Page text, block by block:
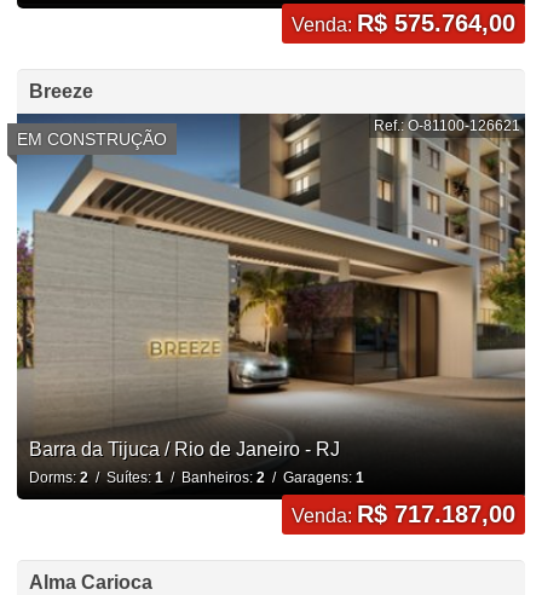
Venda: R$ 575.764,00
Breeze
EM CONSTRUÇÃO
Ref.: O-81100-126621
Barra da Tijuca / Rio de Janeiro - RJ
Dorms: 2/ Suítes: 1/ Banheiros: 2/ Garagens: 1
Venda: R$ 717.187,00
Alma Carioca